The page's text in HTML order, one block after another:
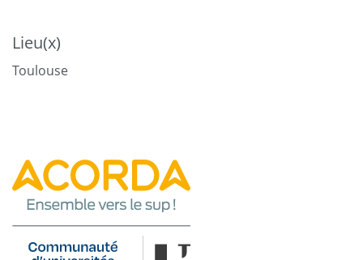
- Analyse des emplois, recrutement et GPEC,
motivation au travail, rémunération, appréciation des
salariés, formation, gestion des carrières, relations
Lieu(x)
Toulouse